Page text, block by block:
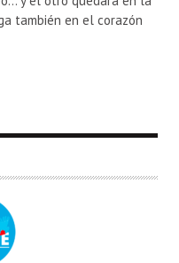
también en el corazón